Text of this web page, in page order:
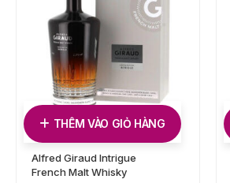
THÊM VÀO GIỎ HÀNG
Alfred Giraud Intrigue
French Malt Whisky